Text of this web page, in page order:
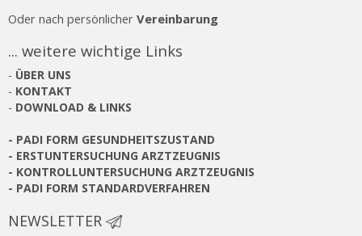
Oder nach persönlicher Vereinbarung
... weitere wichtige Links
- ÜBER UNS
- KONTAKT
- DOWNLOAD & LINKS
- PADI FORM GESUNDHEITSZUSTAND
- ERSTUNTERSUCHUNG ARZTZEUGNIS
- KONTROLLUNTERSUCHUNG ARZTZEUGNIS
- PADI FORM STANDARDVERFAHREN
NEWSLETTER